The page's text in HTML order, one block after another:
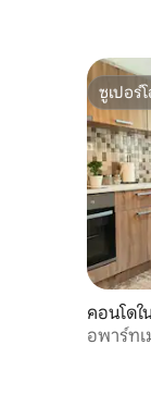
ซูเปอร์
ซูเปอร์
คอนโดใ
อพาร์ทเ